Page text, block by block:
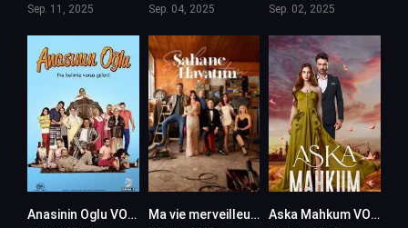
Sep. 11, 2025 Sep. 04, 2025 Sep. 02, 2025
Anasinin Oglu VOSTFR Ma vie merveilleuse – Sahane Hayatim en VF Aska Mahkum VOSTFR